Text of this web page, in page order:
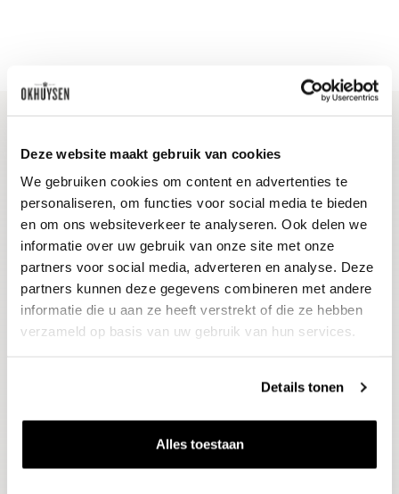
Deze website maakt gebruik van cookies
We gebruiken cookies om content en advertenties te
personaliseren, om functies voor social media te bieden
en om ons websiteverkeer te analyseren. Ook delen we
informatie over uw gebruik van onze site met onze
partners voor social media, adverteren en analyse. Deze
partners kunnen deze gegevens combineren met andere
informatie die u aan ze heeft verstrekt of die ze hebben
verzameld op basis van uw gebruik van hun services.
Details tonen
Alles toestaan
Blijf op de hoogte
Ontvang het laatste wijnnieuws, proeverijen en
evenementen
E-mailadres
Aanmelden